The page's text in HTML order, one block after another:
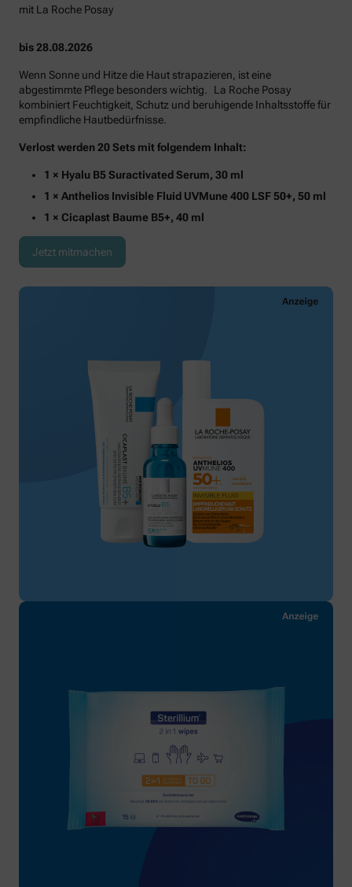
mit La Roche Posay
bis 28.08.2026
Wenn Sonne und Hitze die Haut strapazieren, ist eine
abgestimmte Pflege besonders wichtig. La Roche Posay
kombiniert Feuchtigkeit, Schutz und beruhigende Inhaltsstoffe für
empfindliche Hautbedürfnisse.
Verlost werden 20 Sets mit folgendem Inhalt:
1 × Hyalu B5 Suractivated Serum, 30 ml
1 × Anthelios Invisible Fluid UVMune 400 LSF 50+, 50 ml
1 × Cicaplast Baume B5+, 40 ml
Jetzt mitmachen